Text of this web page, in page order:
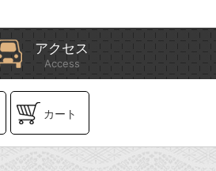
アクセス
Access
カート